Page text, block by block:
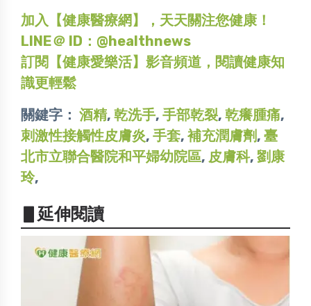
加入【健康醫療網】，天天關注您健康！
LINE＠ ID：@healthnews
訂閱【健康愛樂活】影音頻道，閱讀健康知
識更輕鬆
關鍵字： 酒精, 乾洗手, 手部乾裂, 乾癢腫痛,
刺激性接觸性皮膚炎, 手套, 補充潤膚劑, 臺
北市立聯合醫院和平婦幼院區, 皮膚科, 劉康
玲,
▋延伸閱讀